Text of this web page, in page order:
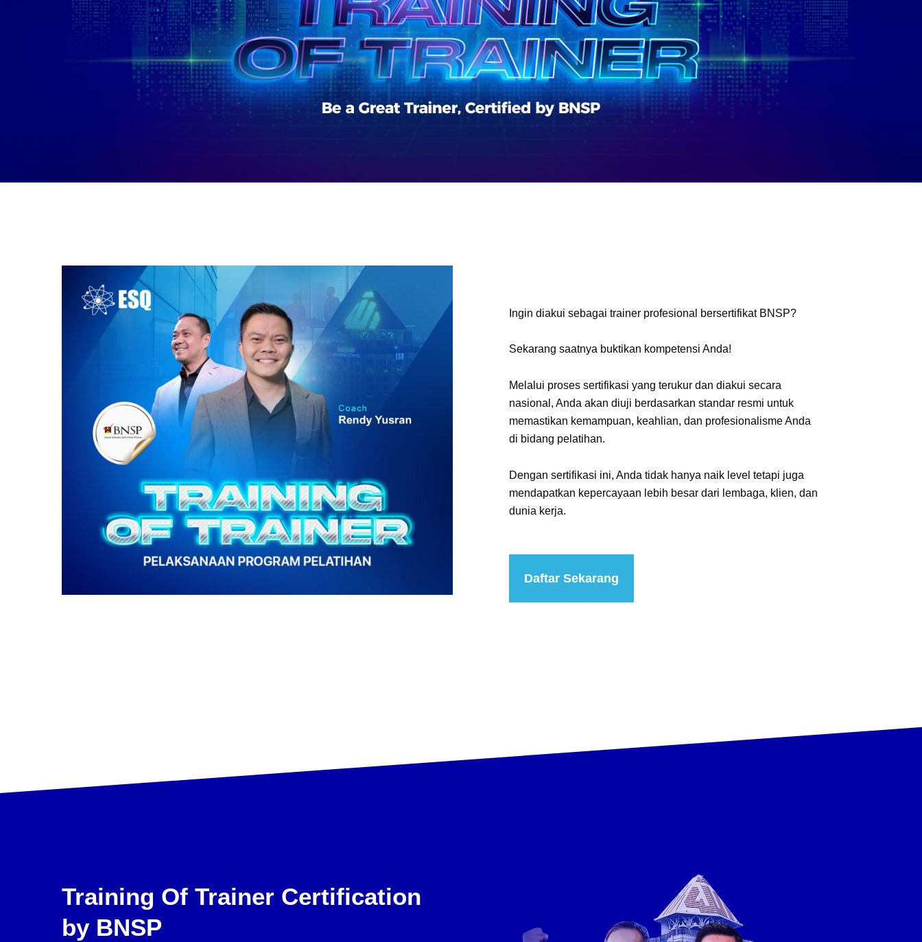
Ingin diakui sebagai trainer profesional bersertifikat BNSP?
Sekarang saatnya buktikan kompetensi Anda!
Melalui proses sertifikasi yang terukur dan diakui secara
nasional, Anda akan diuji berdasarkan standar resmi untuk
memastikan kemampuan, keahlian, dan profesionalisme Anda
di bidang pelatihan.
Dengan sertifikasi ini, Anda tidak hanya naik level tetapi juga
mendapatkan kepercayaan lebih besar dari lembaga, klien, dan
dunia kerja.
Daftar Sekarang
Training Of Trainer Certification
by BNSP